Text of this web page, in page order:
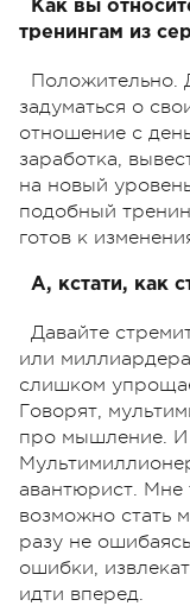
Как вы
тренингам из
Положительно.
задуматься о
отношение с
заработка,
на новый
подобный
готов к
А, кстати, как
Давайте
или
слишком
Говорят,
про мышление. И
авантюрист. Мне
возможно стать
разу не
ошибки,
идти вперед.